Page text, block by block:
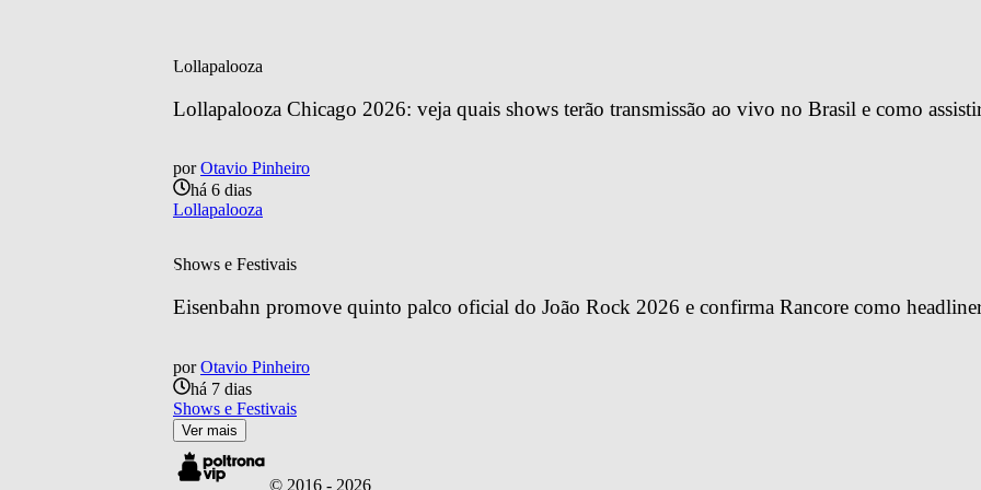
Lollapalooza
Lollapalooza Chicago 2026: veja quais shows terão transmissão ao vivo no Brasil e como
por Otavio Pinheiro
há 6 dias
Lollapalooza
Shows e Festivais
Eisenbahn promove quinto palco oficial do João Rock 2026 e confirma Rancore como
por Otavio Pinheiro
há 7 dias
Shows e Festivais
Ver mais
© 2016 - 2026